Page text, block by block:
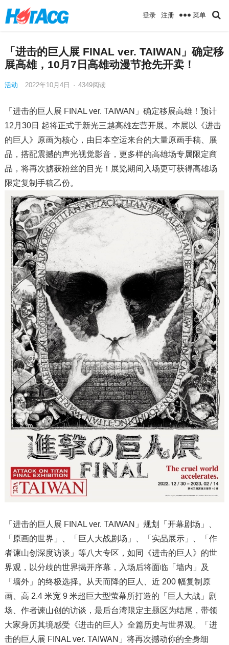
登录 注册 菜单
「进击的巨人展 FINAL ver. TAIWAN」确定移
展高雄，10月7日高雄动漫节抢先开卖！
活动 2022年10月4日 · 4349阅读
「进击的巨人展 FINAL ver. TAIWAN」确定移展高雄！预计
12月30日 起将正式于新光三越高雄左营开展。本展以《进击
的巨人》原画为核心，由日本空运来台的大量原画手稿、展
品，搭配震撼的声光视觉影音，更多样的高雄场专属限定商
品，将再次掳获粉丝的目光！展览期间入场更可获得高雄场
限定复制手稿乙份。
「进击的巨人展 FINAL ver. TAIWAN」规划「开幕剧场」、
「原画的世界」、「巨人大战剧场」、「实品展示」、「作
者谏山创深度访谈」等八大专区，如同《进击的巨人》的世
界观，以分歧的世界揭开序幕，入场后将面临「墙内」及
「墙外」的终极选择。从天而降的巨人、近 200 幅复制原
画、高 2.4 米宽 9 米超巨大型萤幕所打造的「巨人大战」剧
场、作者谏山创的访谈，最后台湾限定主题区为结尾，带领
大家身历其境感受《进击的巨人》全篇历史与世界观。「进
击的巨人展 FINAL ver. TAIWAN」将再次撼动你的全身细